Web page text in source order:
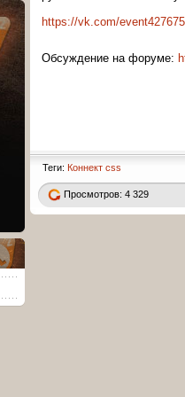
https://vk.com/
Обсуждение на форуме:
Теги: Коннект css
Просмотров: 4 329